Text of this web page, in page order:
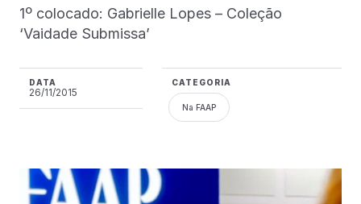
1º colocado: Gabrielle Lopes – Coleção
‘Vaidade Submissa’
DATA
26/11/2015
CATEGORIA
Na FAAP